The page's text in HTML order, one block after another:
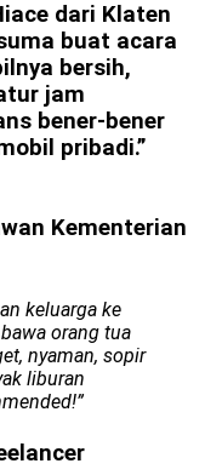
dari Klaten
buat acara
bersih,
jam
bener-bener
pribadi.”
Kementerian
keluarga ke
orang tua
nyaman, sopir
liburan